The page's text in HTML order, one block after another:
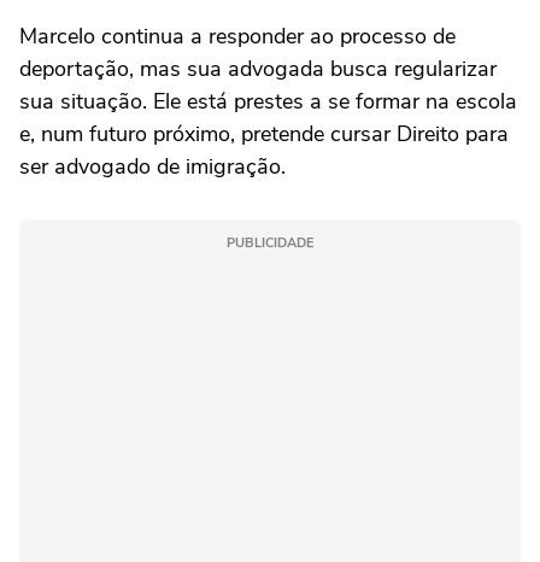
Marcelo continua a responder ao processo de
deportação, mas sua advogada busca regularizar
sua situação. Ele está prestes a se formar na escola
e, num futuro próximo, pretende cursar Direito para
ser advogado de imigração.
PUBLICIDADE